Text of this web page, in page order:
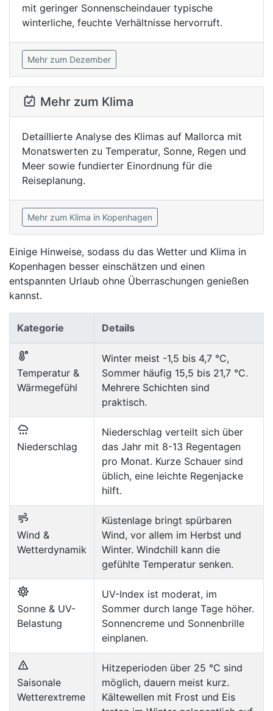
mit geringer Sonnenscheindauer typische
winterliche, feuchte Verhältnisse hervorruft.
Mehr zum Dezember
Mehr zum Klima
Detaillierte Analyse des Klimas auf Mallorca mit
Monatswerten zu Temperatur, Sonne, Regen und
Meer sowie fundierter Einordnung für die
Reiseplanung.
Mehr zum Klima in Kopenhagen
Einige Hinweise, sodass du das Wetter und Klima in
Kopenhagen besser einschätzen und einen
entspannten Urlaub ohne Überraschungen genießen
kannst.
Kategorie Details
Temperatur &
Wärmegefühl
Winter meist -1,5 bis 4,7 °C,
Sommer häufig 15,5 bis 21,7 °C.
Mehrere Schichten sind
praktisch.
Niederschlag
Niederschlag verteilt sich über
das Jahr mit 8-13 Regentagen
pro Monat. Kurze Schauer sind
üblich, eine leichte Regenjacke
hilft.
Wind &
Wetterdynamik
Küstenlage bringt spürbaren
Wind, vor allem im Herbst und
Winter. Windchill kann die
gefühlte Temperatur senken.
Sonne & UV-
Belastung
UV-Index ist moderat, im
Sommer durch lange Tage höher.
Sonnencreme und Sonnenbrille
einplanen.
Saisonale
Wetterextreme
Hitzeperioden über 25 °C sind
möglich, dauern meist kurz.
Kältewellen mit Frost und Eis